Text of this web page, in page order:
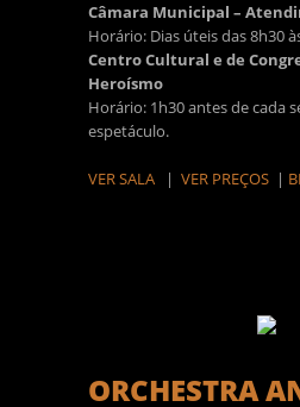
Câmara Municipal –
Horário: Dias úteis das 8h30
Centro Cultural e de
Heroísmo
Horário: 1h30 antes de cada
espetáculo.
VER SALA | VER PREÇOS |
ORCHESTRA